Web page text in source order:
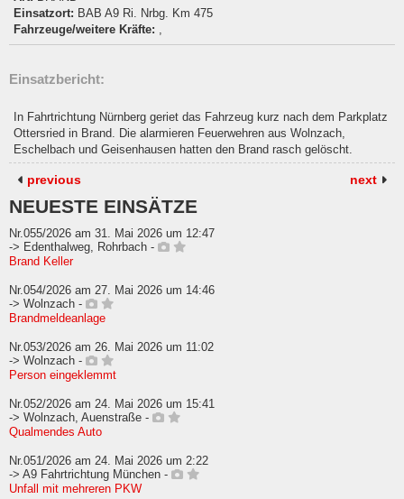
Einsatzort: BAB A9 Ri. Nrbg. Km 475
Fahrzeuge/weitere Kräfte: ,
Einsatzbericht:
In Fahrtrichtung Nürnberg geriet das Fahrzeug kurz nach dem Parkplatz
Ottersried in Brand. Die alarmieren Feuerwehren aus Wolnzach,
Eschelbach und Geisenhausen hatten den Brand rasch gelöscht.
previous next
NEUESTE EINSÄTZE
Nr.055/2026 am 31. Mai 2026 um 12:47
-> Edenthalweg, Rohrbach -
Brand Keller
Nr.054/2026 am 27. Mai 2026 um 14:46
-> Wolnzach -
Brandmeldeanlage
Nr.053/2026 am 26. Mai 2026 um 11:02
-> Wolnzach -
Person eingeklemmt
Nr.052/2026 am 24. Mai 2026 um 15:41
-> Wolnzach, Auenstraße -
Qualmendes Auto
Nr.051/2026 am 24. Mai 2026 um 2:22
-> A9 Fahrtrichtung München -
Unfall mit mehreren PKW